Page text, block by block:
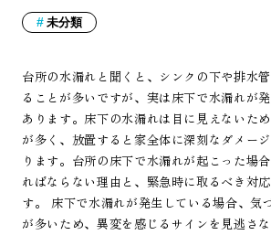
未分類
台所の水漏れと聞くと、シンクの下や排水
ることが多いですが、実は床下で水漏れが
あります。床下の水漏れは目に見えないた
が多く、放置すると家全体に深刻なダメー
ります。台所の床下で水漏れが起こった場
ればならない理由と、緊急時に取るべき対
す。 床下で水漏れが発生している場合、気
が多いため、異変を感じるサインを見逃さ